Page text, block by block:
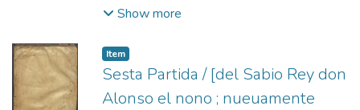
1555)Alfonso X, Rey de Castilla, 1221-
Portonariis, Andrea de, fl. 1547-1568.
Show more
Item
Sesta Partida / [del Sabio Rey don
Alonso el nono ; nueuamente